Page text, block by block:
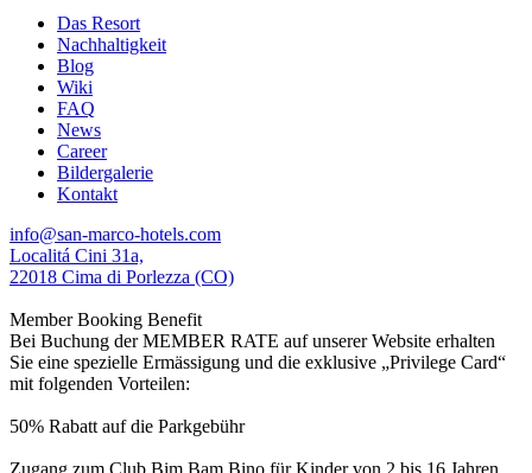
Das Resort
Nachhaltigkeit
Blog
Wiki
FAQ
News
Career
Bildergalerie
Kontakt
info@san-marco-hotels.com
Localitá Cini 31a,
22018 Cima di Porlezza (CO)
Member Booking Benefit
Bei Buchung der MEMBER RATE auf unserer Website erhalten
Sie eine spezielle Ermässigung und die exklusive „Privilege Card“
mit folgenden Vorteilen:
50% Rabatt auf die Parkgebühr
Zugang zum Club Bim Bam Bino für Kinder von 2 bis 16 Jahren